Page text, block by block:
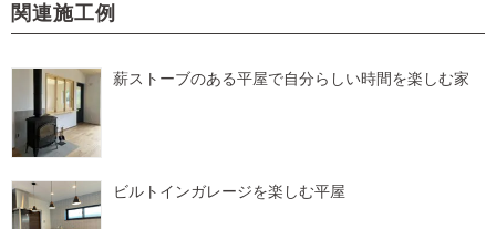
関連施工例
薪ストーブのある平屋で自分らしい時間を楽しむ家
ビルトインガレージを楽しむ平屋